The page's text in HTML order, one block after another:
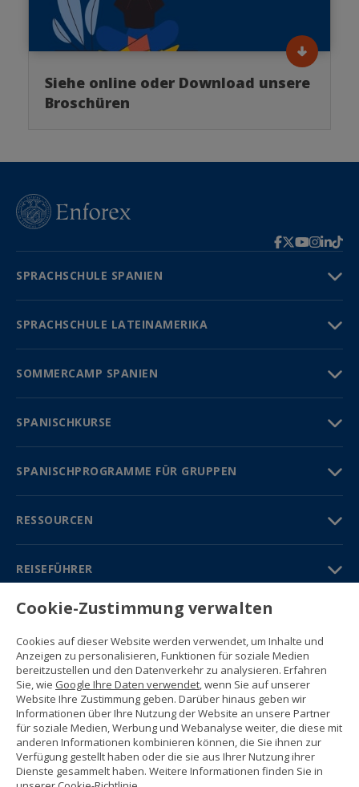
Siehe online oder Download unsere
Broschüren
SPRACHSCHULE SPANIEN
SPRACHSCHULE LATEINAMERIKA
SOMMERCAMP SPANIEN
SPANISCHKURSE
SPANISCHPROGRAMME FÜR GRUPPEN
RESSOURCEN
REISEFÜHRER
PARTNER
Kontakt
Gratisbroschüre
(+34) 91 594 37 76
Gustavo Fernández Balbuena, 11
28002 Madrid, Spain
Sitemap
Nutzungsbedingungen
Datenschutzerklärung
Cookie-Zustimmung verwalten
Cookies auf dieser Website werden verwendet, um Inhalte und
Anzeigen zu personalisieren, Funktionen für soziale Medien
bereitzustellen und den Datenverkehr zu analysieren. Erfahren
Sie, wie Google Ihre Daten verwendet, wenn Sie auf unserer
Website Ihre Zustimmung geben. Darüber hinaus geben wir
Informationen über Ihre Nutzung der Website an unsere Partner
für soziale Medien, Werbung und Webanalyse weiter, die diese mit
anderen Informationen kombinieren können, die Sie ihnen zur
Verfügung gestellt haben oder die sie aus Ihrer Nutzung ihrer
Dienste gesammelt haben. Weitere Informationen finden Sie in